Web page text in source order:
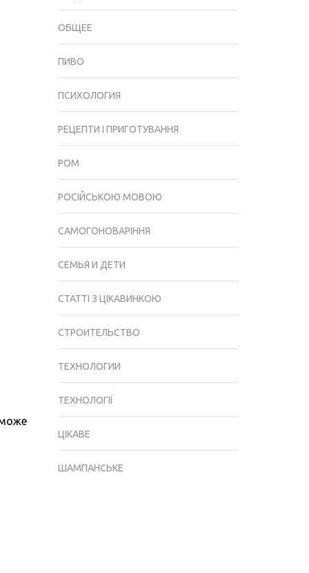
ОБЩЕЕ
ПИВО
ПСИХОЛОГИЯ
РЕЦЕПТИ І ПРИГОТУВАННЯ
РОМ
РОСІЙСЬКОЮ МОВОЮ
САМОГОНОВАРІННЯ
СЕМЬЯ И ДЕТИ
СТАТТІ З ЦІКАВИНКОЮ
СТРОИТЕЛЬСТВО
ТЕХНОЛОГИИ
ТЕХНОЛОГІЇ
ЦІКАВЕ
ШАМПАНСЬКЕ